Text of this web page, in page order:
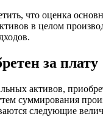
что оценка
в целом
за плату
активов,
суммирования
следующие